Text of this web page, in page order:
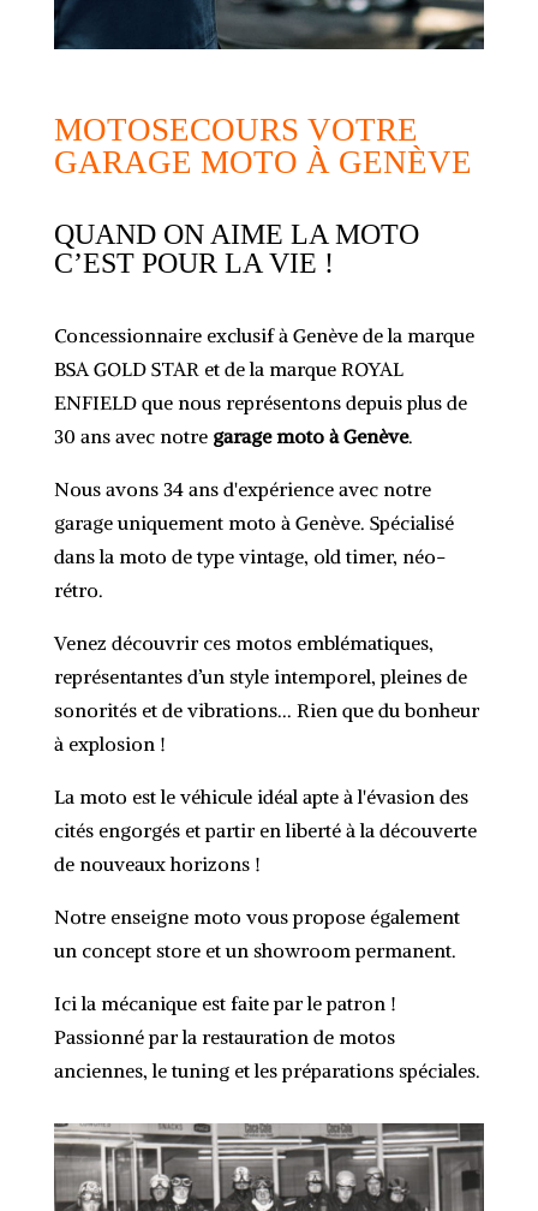
MOTOSECOURS VOTRE
GARAGE MOTO À GENÈVE
QUAND ON AIME LA MOTO
C’EST POUR LA VIE !
Concessionnaire exclusif à Genève de la marque
BSA GOLD STAR et de la marque ROYAL
ENFIELD que nous représentons depuis plus de
30 ans avec notre garage moto à Genève.
Nous avons 34 ans d'expérience avec notre
garage uniquement moto à Genève. Spécialisé
dans la moto de type vintage, old timer, néo-
rétro.
Venez découvrir ces motos emblématiques,
représentantes d’un style intemporel, pleines de
sonorités et de vibrations... Rien que du bonheur
à explosion !
La moto est le véhicule idéal apte à l'évasion des
cités engorgés et partir en liberté à la découverte
de nouveaux horizons !
Notre enseigne moto vous propose également
un concept store et un showroom permanent.
Ici la mécanique est faite par le patron !
Passionné par la restauration de motos
anciennes, le tuning et les préparations spéciales.